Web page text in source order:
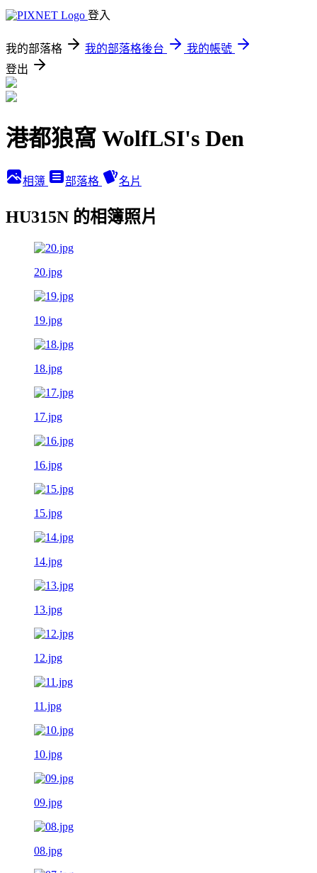
登入
我的部落格 我的部落格後台
我的帳號
登出
港都狼窩 WolfLSI's Den
相簿 部落格 名片
HU315N 的相簿照片
20.jpg
19.jpg
18.jpg
17.jpg
16.jpg
15.jpg
14.jpg
13.jpg
12.jpg
11.jpg
10.jpg
09.jpg
08.jpg